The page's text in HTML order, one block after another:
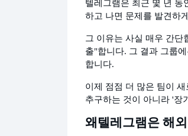
텔레그램은 최근 몇 년 동
하고 나면 문제를 발견하
그 이유는 사실 매우 간단
출"합니다. 그 결과 그룹
합니다.
이제 점점 더 많은 팀이
추구하는 것이 아니라 '장
왜 텔레그램은 해